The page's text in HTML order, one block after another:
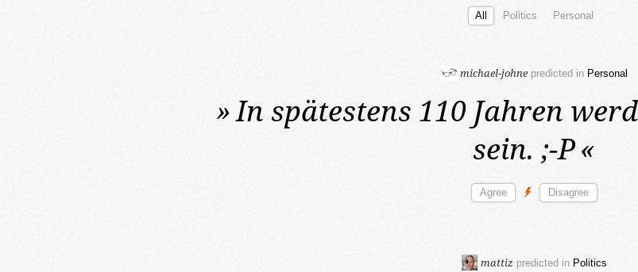
All Politics Personal
michael-johne predicted in Personal
»In spätestens 110 Jahren
sein. ;-P«
mattiz predicted in Politics